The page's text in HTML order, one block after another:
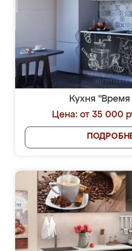
Кухня
Цена: от 35 000